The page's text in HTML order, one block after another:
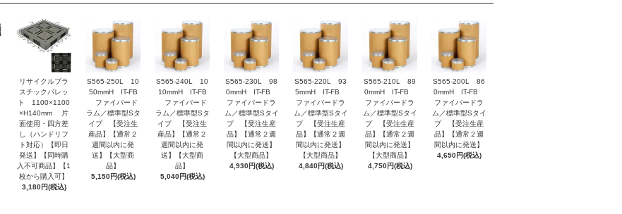
リサイクルプラ
スチックパレッ
ト 1100×1100
×H140mm 片
面使用・四方差
し（ハンドリフ
ト対応）【即日
発送】【同時購
入不可商品】【1
枚から購入可】
3,180円(税込)
S565-250L 10
50mmH IT-FB
ファイバード
ラム／標準型Sタ
イプ 【受注生
産品】【通常２
週間以内に発
送】【大型商
品】
5,150円(税込)
S565-240L 10
10mmH IT-FB
ファイバード
ラム／標準型Sタ
イプ 【受注生
産品】【通常２
週間以内に発
送】【大型商
品】
5,040円(税込)
S565-230L 98
0mmH IT-FB
ファイバードラ
ム／標準型Sタイ
プ 【受注生産
品】【通常２週
間以内に発送】
【大型商品】
4,930円(税込)
S565-220L 93
5mmH IT-FB
ファイバードラ
ム／標準型Sタイ
プ 【受注生産
品】【通常２週
間以内に発送】
【大型商品】
4,840円(税込)
S565-210L 89
0mmH IT-FB
ファイバードラ
ム／標準型Sタイ
プ 【受注生産
品】【通常２週
間以内に発送】
【大型商品】
4,750円(税込)
S565-200L 86
0mmH IT-FB
ファイバードラ
ム／標準型Sタイ
プ 【受注生産
品】【通常２週
間以内に発送】
4,650円(税込)